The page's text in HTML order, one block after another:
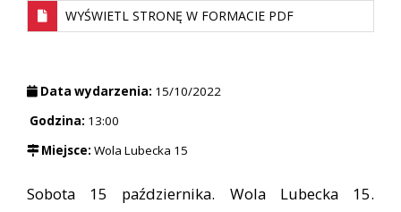
WYŚWIETL STRONĘ W FORMACIE PDF
Data wydarzenia: 15/10/2022
Godzina: 13:00
Miejsce: Wola Lubecka 15
Sobota 15 października. Wola Lubecka 15.